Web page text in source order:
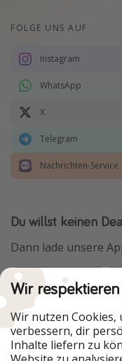
FOLGE UNS AUF
Instagram
WhatsApp
X
Telegram
Nachrichten-Service
Du willst keinen
Dann lade unsere
Urlaubspiraten ist
Unsere Märkte
Wir
Wir nutzen
verbessern, dir
Inhalte liefern zu